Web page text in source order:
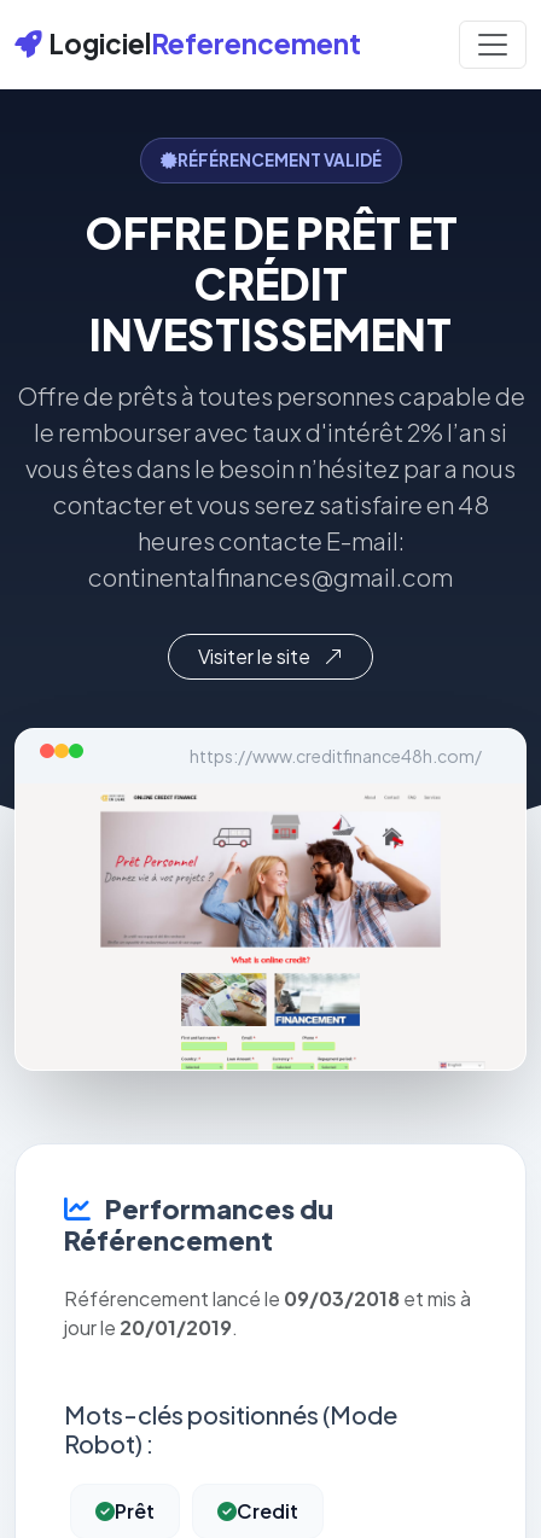
LogicielReferencement
RÉFÉRENCEMENT VALIDÉ
OFFRE DE PRÊT ET
CRÉDIT
INVESTISSEMENT
Offre de prêts à toutes personnes capable de
le rembourser avec taux d'intérêt 2% l’an si
vous êtes dans le besoin n’hésitez par a nous
contacter et vous serez satisfaire en 48
heures contacte E-mail:
continentalfinances@gmail.com
Visiter le site
https://www.creditfinance48h.com/
Performances du
Référencement
Référencement lancé le 09/03/2018 et mis à
jour le 20/01/2019.
Mots-clés positionnés (Mode
Robot) :
Prêt Credit